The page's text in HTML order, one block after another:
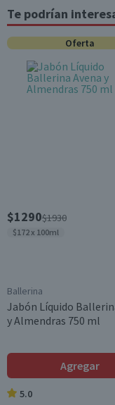
Tipo de Producto
Cepillos de Dientes
Uso
Tratamiento y
Contenido
Te podrían
Oferta
$1290$1930
$172 x 100ml
Ballerina
Jabón Líquido
y Almendras 750 ml
Agregar
5.0